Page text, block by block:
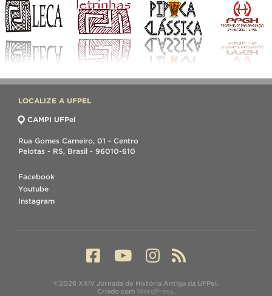
LOCALIZE A UFPEL
CAMPI UFPel
Rua Gomes Carneiro, 01 - Centro
Pelotas - RS, Brasil - 96010-610
Facebook
Youtube
Instagram
©2026 XXIV Jornada de História Antiga da UFPel.
Criado com WordPress.